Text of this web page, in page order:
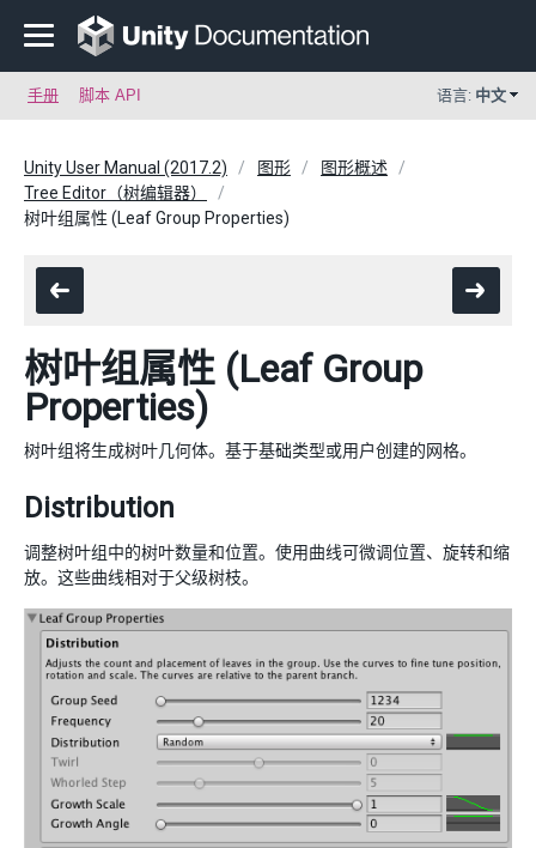
手册 脚本 API 语言: 中文
Unity User Manual (2017.2) 图形
图形概述
Tree Editor（树编辑器）
树叶组属性 (Leaf Group Properties)
树叶组属性 (Leaf Group
Properties)
树叶组将生成树叶几何体。基于基础类型或用户创建的网格。
Distribution
调整树叶组中的树叶数量和位置。使用曲线可微调位置、旋转和缩
放。这些曲线相对于父级树枝。